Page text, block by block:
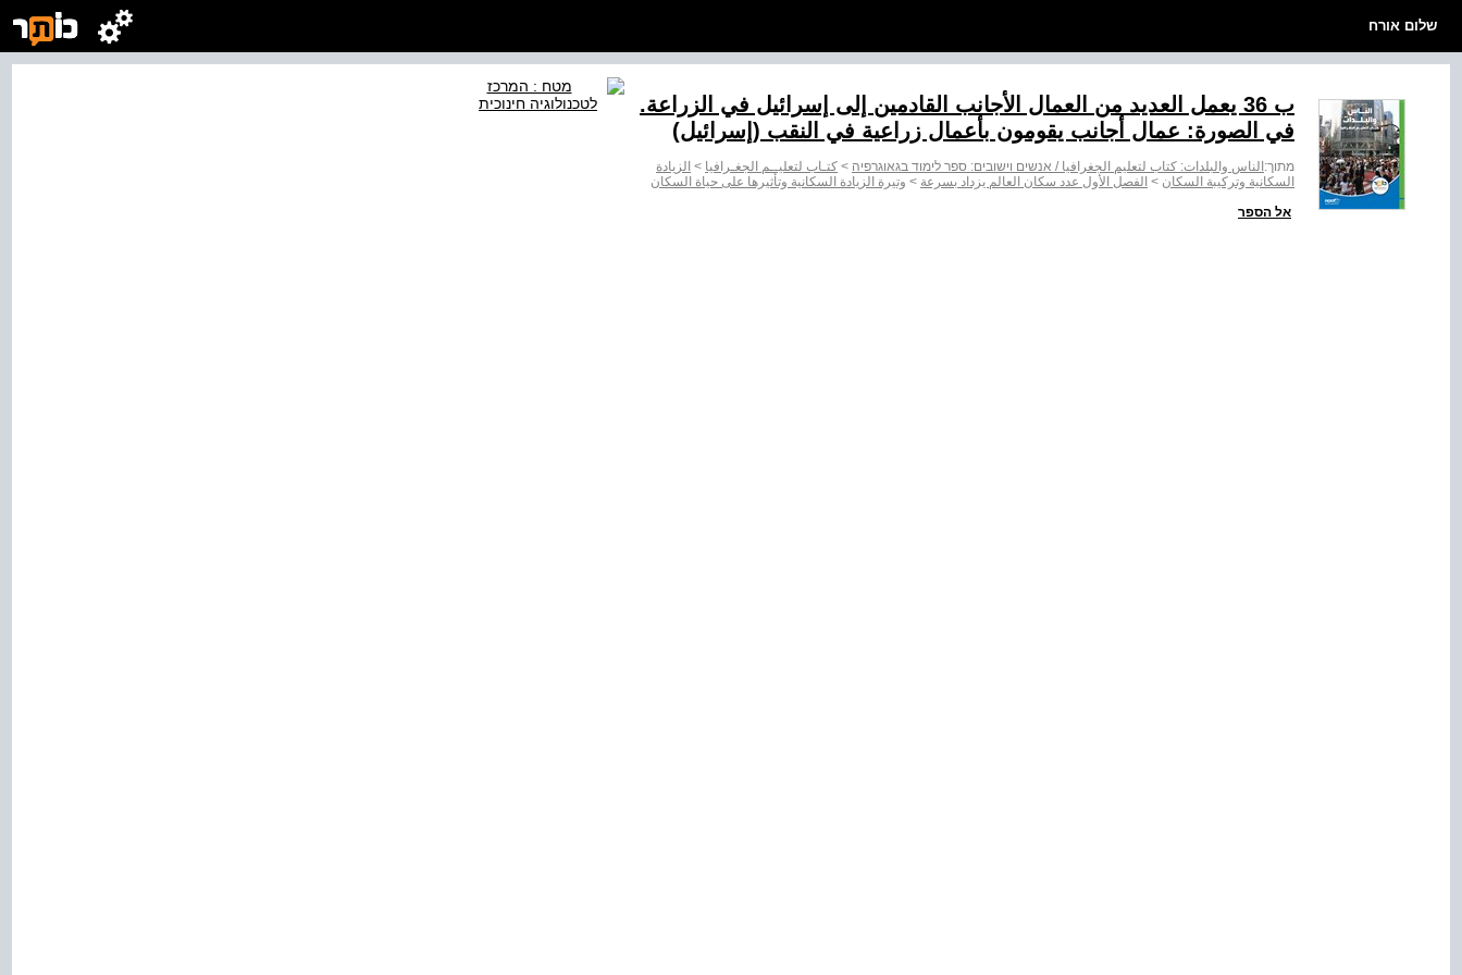
שלום אורח
ب 36 يعمل العديد من العمال الأجانب القادمين إلى إسرائيل في الزراعة.
في الصورة: عمال أجانب يقومون بأعمال زراعية في النقب (إسرائيل)
מתוך:الناس والبلدات: كتاب لتعليم الجغرافيا / אנשים וישובים: ספר לימוד בגאוגרפיה > كتـاب لتعليــم الجغـرافيا > الزيادة
السكانية وتركيبة السكان > الفصل الأول عدد سكان العالم يزداد بسرعة > وتيرة الزيادة السكانية وتأثيرها على حياة السكان
אל הספר